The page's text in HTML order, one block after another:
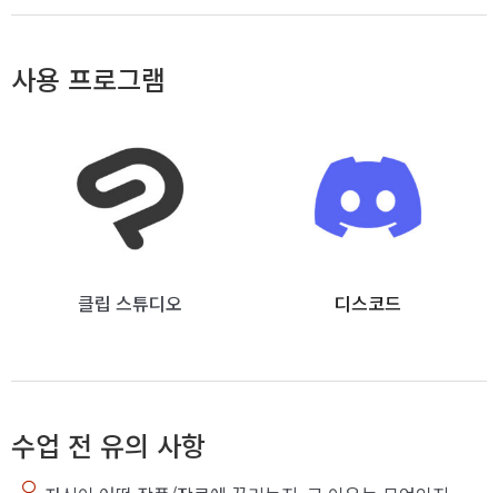
사용 프로그램
클립 스튜디오 디스코드
수업 전 유의 사항